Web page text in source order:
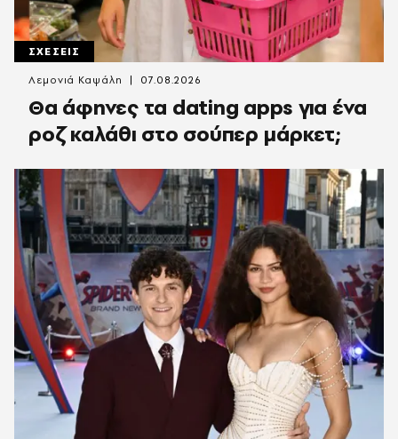
ΣΧΕΣΕΙΣ
Θα άφηνες τα dating apps για ένα
ροζ καλάθι στο σούπερ μάρκετ;
Λεμονιά Καψάλη 07.08.2026